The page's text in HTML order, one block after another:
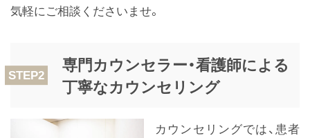
気軽にご相談くださいませ。
STEP2
専門カウンセラー・看護師による
丁寧なカウンセリング
カウンセリングでは、患者